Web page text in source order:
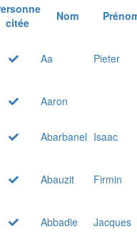
citée
Nom
Aa Pieter
Aaron
Abarbanel Isaac
Abauzit
Firmin
Abbadie
Jacques